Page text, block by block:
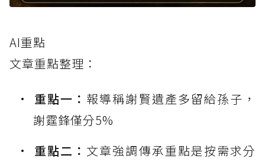
AI重點
文章重點整理：
重點一： 報導稱謝賢遺產多留給孫子，
謝霆鋒僅分5%
重點二： 文章強調傳承重點是按需求分